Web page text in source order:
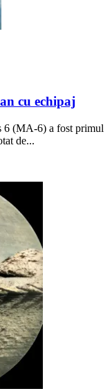
cu echipaj
6 (MA-6) a fost primul
de...